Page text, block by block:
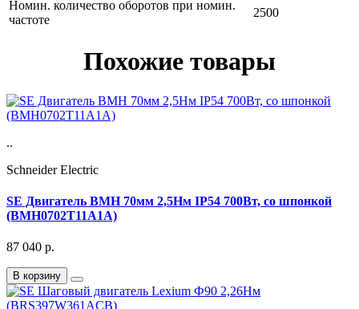
Номин. количество оборотов при номин.
частоте
2500
Похожие товары
..
Schneider Electric
SE Двигатель BMH 70мм 2,5Нм IP54 700Вт, со шпонкой
(BMH0702T11A1A)
87 040 р.
В корзину